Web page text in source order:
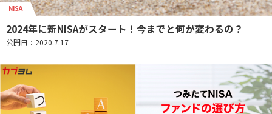
NISA
2024年に新NISAがスタート！今までと何が変わるの？
公開日：2020.7.17